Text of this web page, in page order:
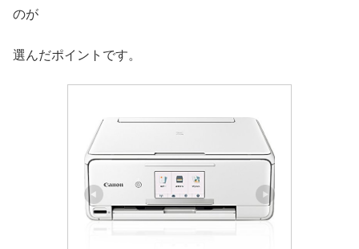
のが
選んだポイントです。